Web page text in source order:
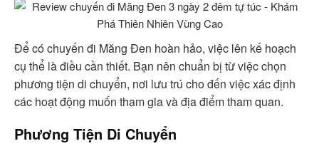
Để có chuyến đi Măng Đen hoàn hảo, việc lên kế hoạch
cụ thể là điều cần thiết. Bạn nên chuẩn bị từ việc chọn
phương tiện di chuyển, nơi lưu trú cho đến việc xác định
các hoạt động muốn tham gia và địa điểm tham quan.
Phương Tiện Di Chuyển